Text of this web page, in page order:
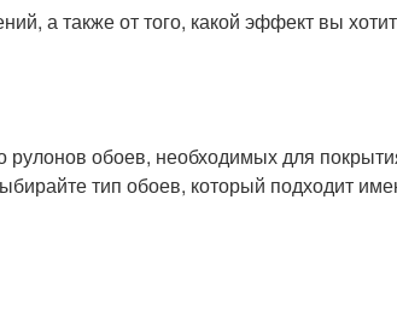
а также от того, какой эффект вы
рулонов обоев, необходимых для
тип обоев, который подходит